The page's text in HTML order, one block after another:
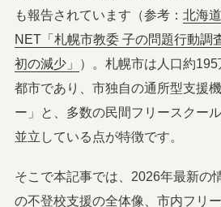
も報告されています（参考： 北海
NET「札幌市教委 子の問題行動調
初の減少」
）。札幌市は人口約
都市であり、市独自の通所型支援
ー」と、多数の民間フリースクー
並立している点が特徴です。
そこで本記事では、2026年最新の
の不登校支援の全体像、市内フリ